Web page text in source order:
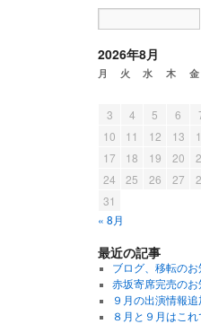
2026年8月
月 火 水 木 金
3
4 5 6
10
11 12 13
17
18 19 20
24
25 26 27
31
« 8月
最近の記事
ブログ、移転のお
赤坂寄席完売のお
９月の出演情報追
８月と９月はこれ